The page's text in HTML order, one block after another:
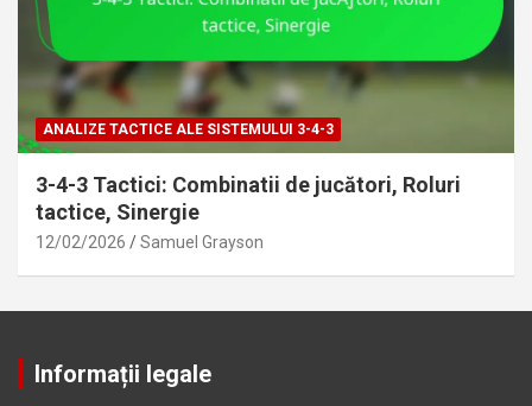
ANALIZE TACTICE ALE SISTEMULUI 3-4-3
3-4-3 Tactici: Combinatii de jucători, Roluri
tactice, Sinergie
12/02/2026 Samuel Grayson
Informații legale